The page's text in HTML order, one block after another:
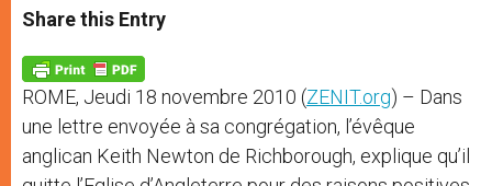
t
s
p
p
s
e
g
e
r
e
b
o
k
Share this Entry
ROME, Jeudi 18 novembre 2010 (ZENIT.org) – Dans
une lettre envoyée à sa congrégation, l’évêque
anglican Keith Newton de Richborough, explique qu’il